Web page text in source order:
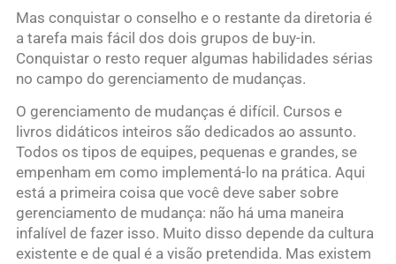
Mas conquistar o conselho e o restante da diretoria é
a tarefa mais fácil dos dois grupos de buy-in.
Conquistar o resto requer algumas habilidades sérias
no campo do gerenciamento de mudanças.
O gerenciamento de mudanças é difícil. Cursos e
livros didáticos inteiros são dedicados ao assunto.
Todos os tipos de equipes, pequenas e grandes, se
empenham em como implementá-lo na prática. Aqui
está a primeira coisa que você deve saber sobre
gerenciamento de mudança: não há uma maneira
infalível de fazer isso. Muito disso depende da cultura
existente e de qual é a visão pretendida. Mas existem